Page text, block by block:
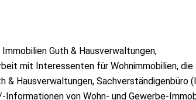
Guth & Hausverwaltungen,
mit Interessenten für Wohnimmobilien, die
Hausverwaltungen, Sachverständigenbüro
von Wohn- und Gewerbe-